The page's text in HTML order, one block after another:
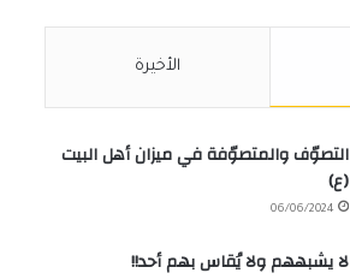
الأخيرة
التصوّف والمتصوّفة في ميزان أهل البيت
(ع)
06/06/2024
لا يشبههم ولا يُقاس بهم أحد!!